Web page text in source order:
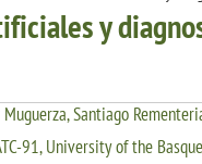
y
Santiago
91, University of the